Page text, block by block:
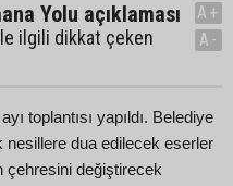
Yolu açıklaması
ilgili dikkat çeken
A+
A-
toplantısı yapıldı. Belediye
nesillere dua edilecek eserler
çehresini değiştirecek